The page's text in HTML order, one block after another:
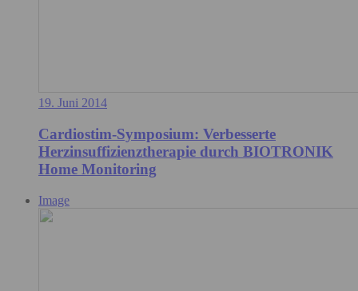
19. Juni 2014
Cardiostim-Symposium: Verbesserte
Herzinsuffizienztherapie durch BIOTRONIK
Home Monitoring
Image